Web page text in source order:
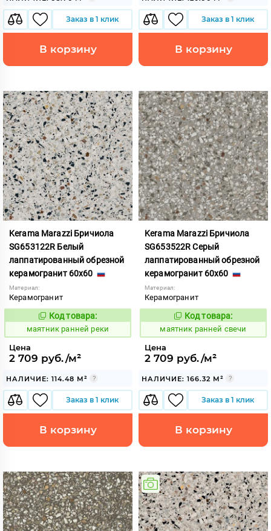
Заказ в 1 клик
В корзину
Заказ в 1 клик
В корзину
Kerama Marazzi Бричиола
SG653122R Белый
лаппатированный обрезной
керамогранит 60x60
Материал:
Керамогранит
931579
Код товара:
маятник ранней реки
Цена
2 709 руб./м²
НАЛИЧИЕ: 114.48 М²
Заказ в 1 клик
В корзину
Kerama Marazzi Бричиола
SG653522R Серый
лаппатированный обрезной
керамогранит 60x60
Материал:
Керамогранит
931584
Код товара:
маятник ранней свечи
Цена
2 709 руб./м²
НАЛИЧИЕ: 166.32 М²
Заказ в 1 клик
В корзину